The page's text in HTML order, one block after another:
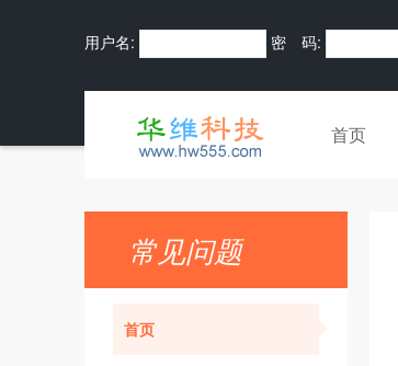
用户名: 密 码:
首页
常见问题
首页